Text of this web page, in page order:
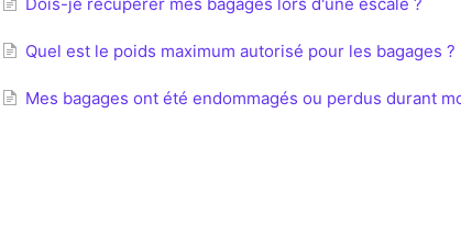
Quel est le poids maximum autorisé pour les bagages ?
Mes bagages ont été endommagés ou perdus durant